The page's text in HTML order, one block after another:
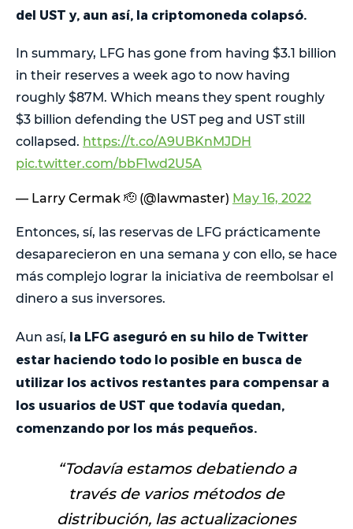
del UST y, aun así, la criptomoneda colapsó.
In summary, LFG has gone from having $3.1 billion
in their reserves a week ago to now having
roughly $87M. Which means they spent roughly
$3 billion defending the UST peg and UST still
collapsed. https://t.co/A9UBKnMJDH
pic.twitter.com/bbF1wd2U5A
— Larry Cermak 🫡 (@lawmaster) May 16, 2022
Entonces, sí, las reservas de LFG prácticamente
desaparecieron en una semana y con ello, se hace
más complejo lograr la iniciativa de reembolsar el
dinero a sus inversores.
Aun así, la LFG aseguró en su hilo de Twitter
estar haciendo todo lo posible en busca de
utilizar los activos restantes para compensar a
los usuarios de UST que todavía quedan,
comenzando por los más pequeños.
“Todavía estamos debatiendo a
través de varios métodos de
distribución, las actualizaciones